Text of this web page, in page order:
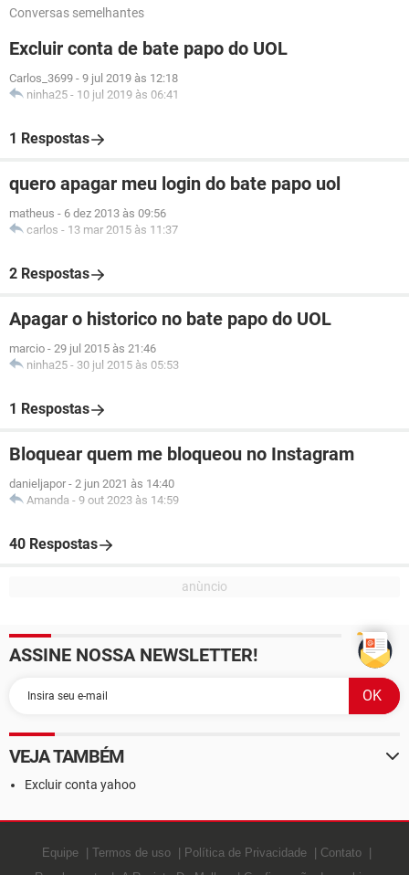
Conversas semelhantes
Excluir conta de bate papo do UOL
Carlos_3699 - 9 jul 2019 às 12:18
ninha25 - 10 jul 2019 às 06:41
1 Respostas
quero apagar meu login do bate papo uol
matheus - 6 dez 2013 às 09:56
carlos - 13 mar 2015 às 11:37
2 Respostas
Apagar o historico no bate papo do UOL
marcio - 29 jul 2015 às 21:46
ninha25 - 30 jul 2015 às 05:53
1 Respostas
Bloquear quem me bloqueou no Instagram
danieljapor - 2 jun 2021 às 14:40
Amanda - 9 out 2023 às 14:59
40 Respostas
ASSINE NOSSA NEWSLETTER!
VEJA TAMBÉM
Excluir conta yahoo
Equipe Termos de uso Política de Privacidade
Contato